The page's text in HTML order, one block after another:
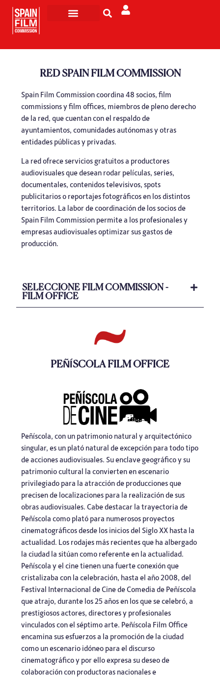
RED SPAIN FILM COMMISSION
Spain Film Commission coordina 48 socios, film
commissions y film offices, miembros de pleno derecho
de la red, que cuentan con el respaldo de
ayuntamientos, comunidades autónomas y otras
entidades públicas y privadas.
La red ofrece servicios gratuitos a productores
audiovisuales que desean rodar películas, series,
documentales, contenidos televisivos, spots
publicitarios o reportajes fotográficos en los distintos
territorios. La labor de coordinación de los socios de
Spain Film Commission permite a los profesionales y
empresas audiovisuales optimizar sus gastos de
producción.
SELECCIONE FILM COMMISSION -
FILM OFFICE
PEÑÍSCOLA FILM OFFICE
Peñíscola, con un patrimonio natural y arquitectónico
singular, es un plató natural de excepción para todo tipo
de acciones audiovisuales. Su enclave geográfico y su
patrimonio cultural la convierten en escenario
privilegiado para la atracción de producciones que
precisen de localizaciones para la realización de sus
obras audiovisuales. Cabe destacar la trayectoria de
Peñíscola como plató para numerosos proyectos
cinematográficos desde los inicios del Siglo XX hasta la
actualidad. Los rodajes más recientes que ha albergado
la ciudad la sitúan como referente en la actualidad.
Peñíscola y el cine tienen una fuerte conexión que
cristalizaba con la celebración, hasta el año 2008, del
Festival Internacional de Cine de Comedia de Peñíscola
que atrajo, durante los 25 años en los que se celebró, a
prestigiosos actores, directores y profesionales
vinculados con el séptimo arte. Peñíscola Film Office
encamina sus esfuerzos a la promoción de la ciudad
como un escenario idóneo para el discurso
cinematográfico y por ello expresa su deseo de
colaboración con productoras nacionales e